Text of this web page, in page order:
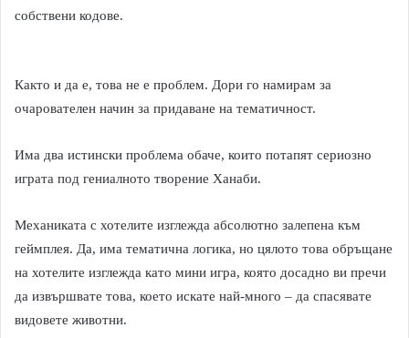
собствени кодове.
Както и да е, това не е проблем. Дори го намирам за
очарователен начин за придаване на тематичност.
Има два истински проблема обаче, които потапят сериозно
играта под гениалното творение Ханаби.
Механиката с хотелите изглежда абсолютно залепена към
геймплея. Да, има тематична логика, но цялото това обръщане
на хотелите изглежда като мини игра, която досадно ви пречи
да извършвате това, което искате най-много – да спасявате
видовете животни.